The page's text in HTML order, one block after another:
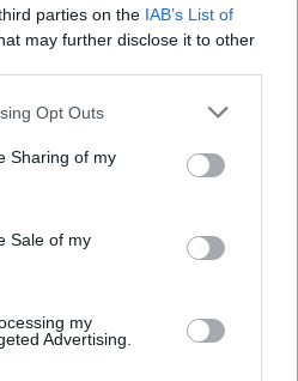
parties on the IAB’s List of
may further disclose it to other
Opt Outs
Sharing of my
Sale of my
my
Advertising.
cukinijų